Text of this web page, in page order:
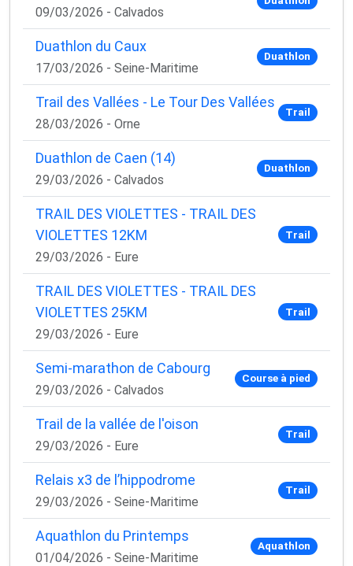
Rejoignez des milliers de sportifs passionnés et
recevez chaque mois :
✅ Des astuces de pros pour progresser plus vite
✅ Les dernières tendances matos & nutrition
✅ Descodes promo et bons plans
1 email / mois. Zéro spam. 100 % utile.
Email
Oui, je veux progresser 💪
Aucun spam, vous pouvez vous désinscrire à tout
09/03/2026 - Calvados
Duathlon du Caux
17/03/2026 - Seine-Maritime
Duathlon
Trail des Vallées - Le Tour Des Vallées
28/03/2026 - Orne
Trail
Duathlon de Caen (14)
29/03/2026 - Calvados
Duathlon
TRAIL DES VIOLETTES - TRAIL DES
VIOLETTES 12KM
29/03/2026 - Eure
Trail
TRAIL DES VIOLETTES - TRAIL DES
VIOLETTES 25KM
29/03/2026 - Eure
Trail
Semi-marathon de Cabourg
29/03/2026 - Calvados
Course à pied
Trail de la vallée de l'oison
29/03/2026 - Eure
Trail
Relais x3 de l’hippodrome
29/03/2026 - Seine-Maritime
Trail
Aquathlon du Printemps
01/04/2026 - Seine-Maritime
Aquathlon